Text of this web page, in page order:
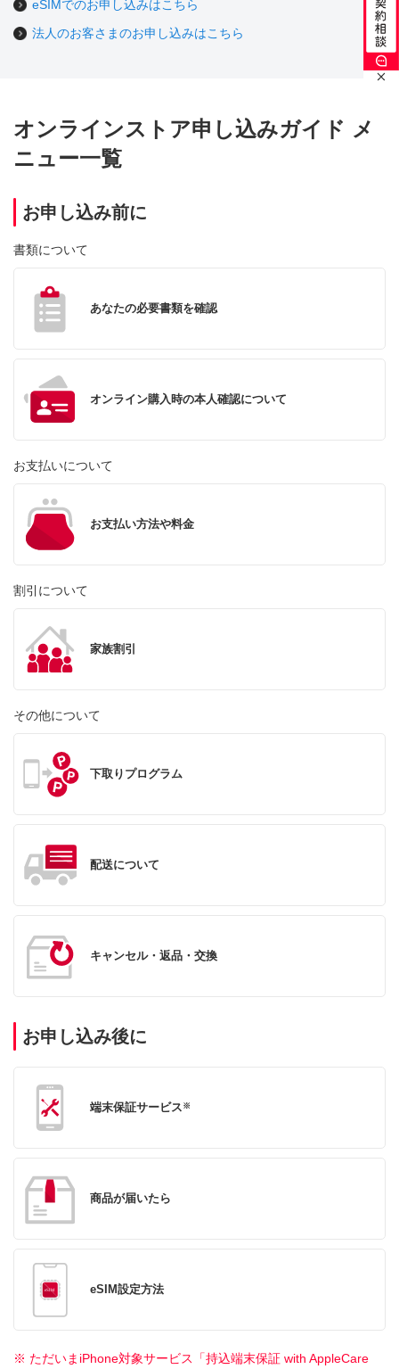
eSIMでのお申し込みはこちら
法人のお客さまのお申し込みはこちら
オンラインストア申し込みガイド メ
ニュー一覧
お申し込み前に
書類について
あなたの必要書類を確認
オンライン購入時の本人確認について
お支払いについて
お支払い方法や料金
割引について
家族割引
その他について
下取りプログラム
配送について
キャンセル・返品・交換
お申し込み後に
端末保証サービス ※
商品が届いたら
eSIM設定方法
※ ただいまiPhone対象サービス「持込端末保証 with AppleCare